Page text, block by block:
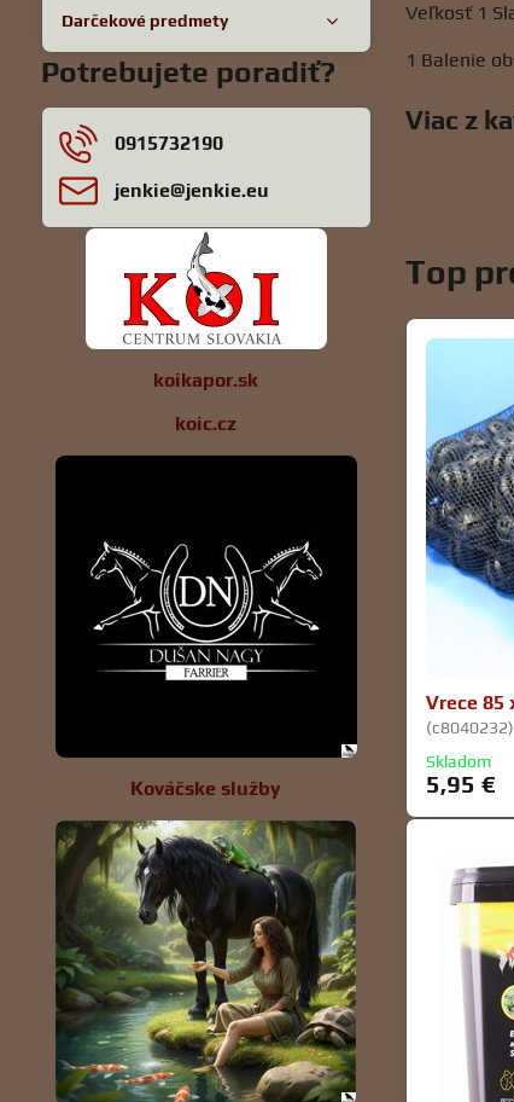
Veľkosť 1
1 Balenie
Viac z
Top
Vrece 85
(c8040232)
Skladom
5,95 €
Darčekové predmety
Potrebujete poradiť?
0915732190
jenkie​@jenkie​.eu
koikapor.sk
koic.cz
Kováčske služby